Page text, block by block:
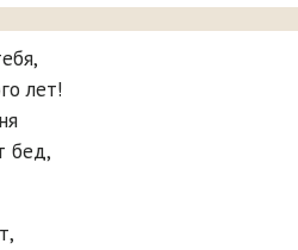
лет!
бед,